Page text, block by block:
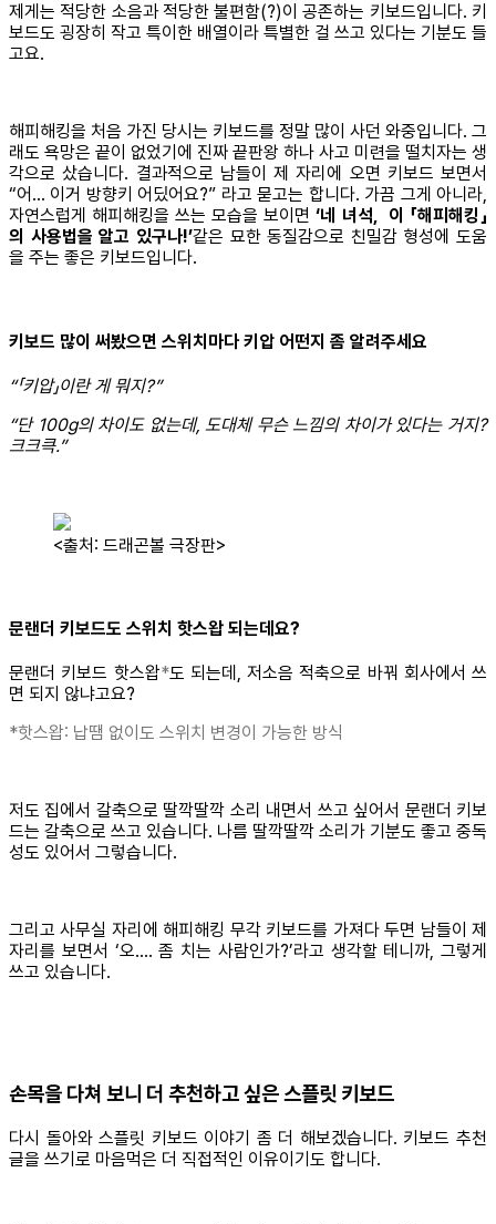
제게는 적당한 소음과 적당한 불편함(?)이 공존하는 키보드입니다. 키
보드도 굉장히 작고 특이한 배열이라 특별한 걸 쓰고 있다는 기분도 들
고요.
해피해킹을 처음 가진 당시는 키보드를 정말 많이 사던 와중입니다. 그
래도 욕망은 끝이 없었기에 진짜 끝판왕 하나 사고 미련을 떨치자는 생
각으로 샀습니다. 결과적으로 남들이 제 자리에 오면 키보드 보면서
“어… 이거 방향키 어딨어요?” 라고 묻고는 합니다. 가끔 그게 아니라,
자연스럽게 해피해킹을 쓰는 모습을 보이면‘네 녀석, 이 「해피해킹」
의 사용법을 알고 있구나!’같은 묘한 동질감으로 친밀감 형성에 도움
을 주는 좋은 키보드입니다.
키보드 많이 써봤으면 스위치마다 키압 어떤지 좀 알려주세요
“「키압」이란 게 뭐지?”
“단 100g의 차이도 없는데, 도대체 무슨 느낌의 차이가 있다는 거지?
크크큭.”
<출처: 드래곤볼 극장판>
문랜더 키보드도 스위치 핫스왑 되는데요?
문랜더 키보드 핫스왑*도 되는데, 저소음 적축으로 바꿔 회사에서 쓰
면 되지 않냐고요?
*핫스왑: 납땜 없이도 스위치 변경이 가능한 방식
저도 집에서 갈축으로 딸깍딸깍 소리 내면서 쓰고 싶어서 문랜더 키보
드는 갈축으로 쓰고 있습니다. 나름 딸깍딸깍 소리가 기분도 좋고 중독
성도 있어서 그렇습니다.
그리고 사무실 자리에 해피해킹 무각 키보드를 가져다 두면 남들이 제
자리를 보면서 ‘오…. 좀 치는 사람인가?’라고 생각할 테니까, 그렇게
쓰고 있습니다.
손목을 다쳐 보니 더 추천하고 싶은 스플릿 키보드
다시 돌아와 스플릿 키보드 이야기 좀 더 해보겠습니다. 키보드 추천
글을 쓰기로 마음먹은 더 직접적인 이유이기도 합니다.